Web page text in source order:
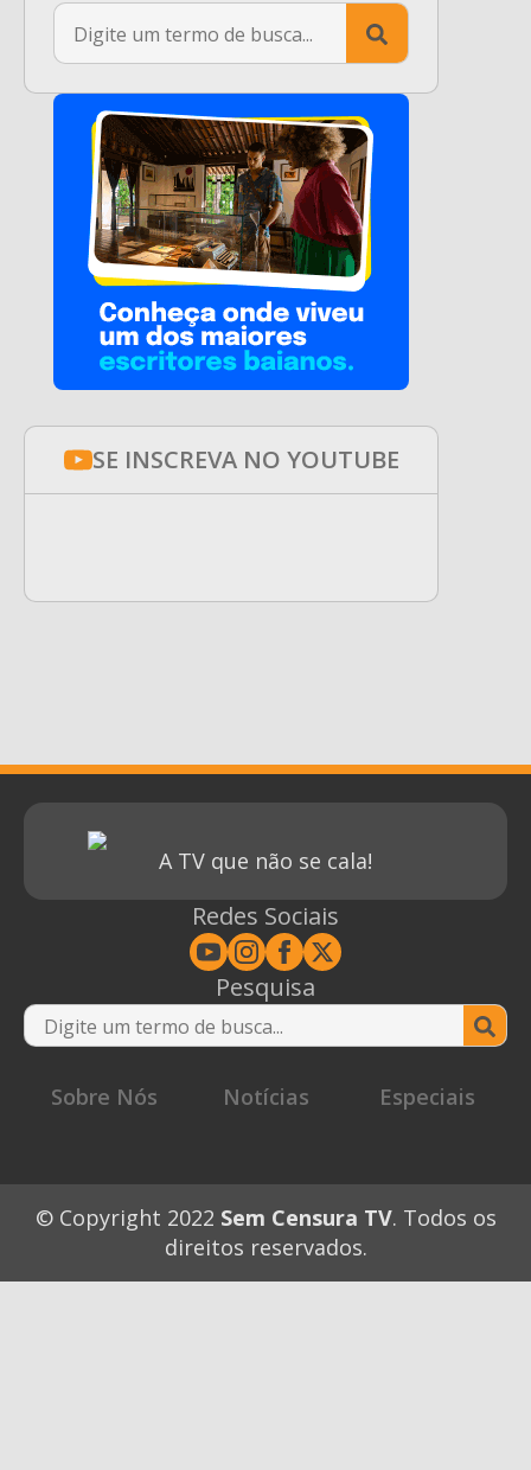
Search
for:
SE INSCREVA NO YOUTUBE
A TV que não se cala!
Redes Sociais
Pesquisa
Sobre Nós
Notícias Especiais
© Copyright 2022 Sem Censura TV. Todos os
direitos reservados.